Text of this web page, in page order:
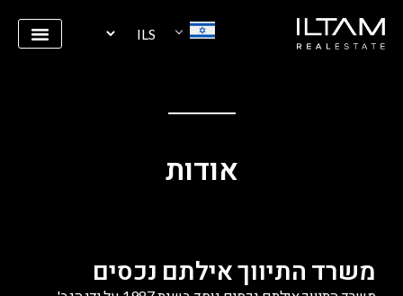
אודות
משרד התיווך אילתם נכסים​